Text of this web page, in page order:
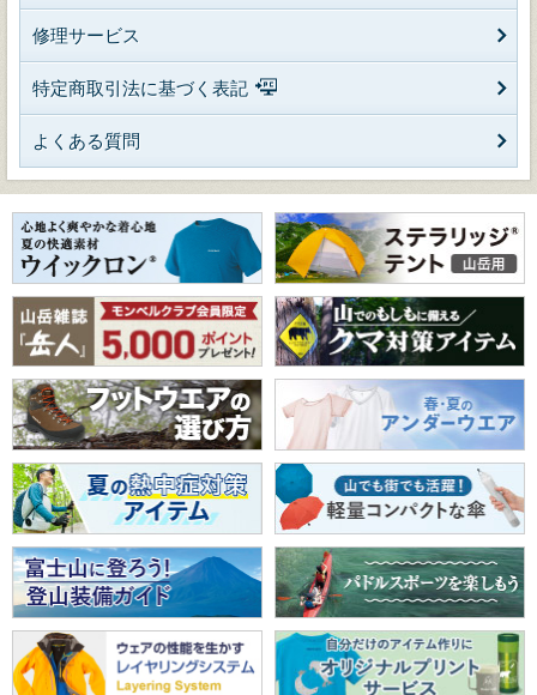
修理サービス
特定商取引法に基づく表記
よくある質問